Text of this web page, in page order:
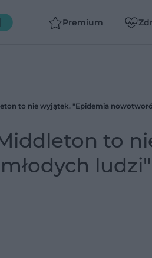
Premium
to nie wyjątek. "Epidemia
to
ludzi"